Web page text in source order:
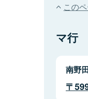
この
マ行
南野